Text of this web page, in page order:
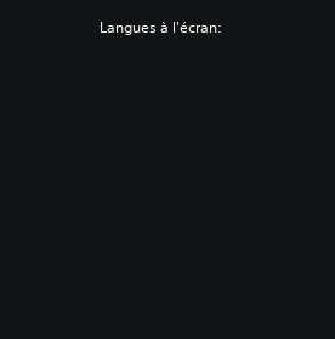
Langues à l'écran: